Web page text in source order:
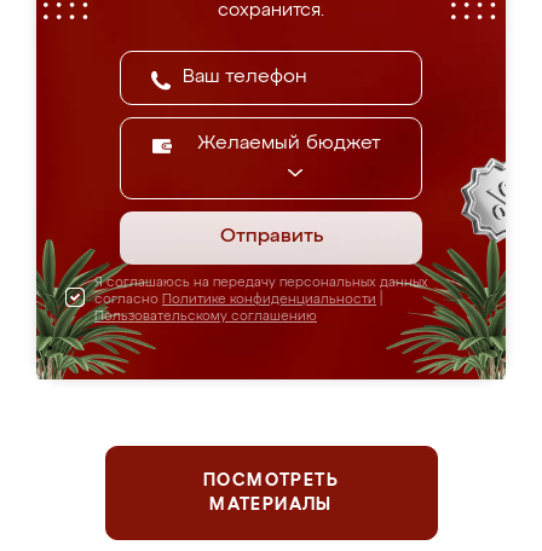
сохранится.
Желаемый бюджет
Отправить
Я соглашаюсь на передачу персональных данных
согласно Политике конфиденциальности
Пользовательскому соглашению
ПОСМОТРЕТЬ
МАТЕРИАЛЫ